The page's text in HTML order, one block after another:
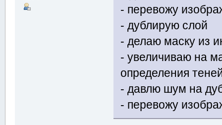
- перевожу
- дублирую слой
- делаю маску из
- увеличиваю на
определения
- давлю шум на
- перевожу